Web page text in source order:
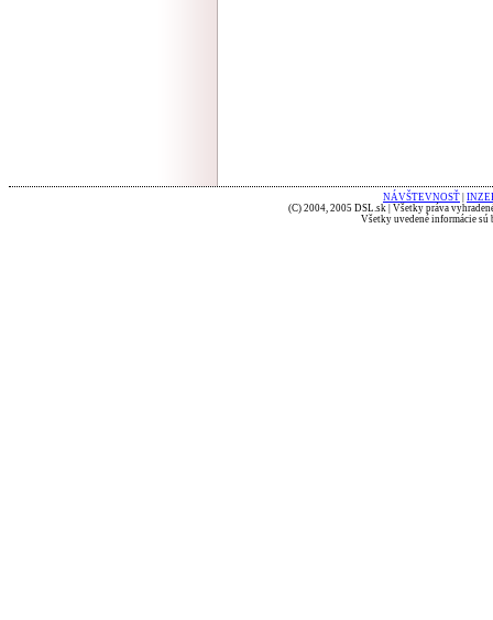
NÁVŠTEVNOSŤ
(C) 2004, 2005 DSL.sk | Všetky práva
Všetky uvedené informácie sú